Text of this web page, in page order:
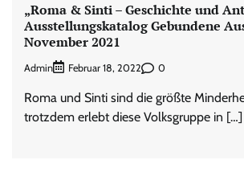
„Roma & Sinti – Geschichte und
Ausstellungskatalog Gebundene
November 2021
Admin Februar 18, 2022 0
Roma und Sinti sind die größte
trotzdem erlebt diese Volksgruppe in […]